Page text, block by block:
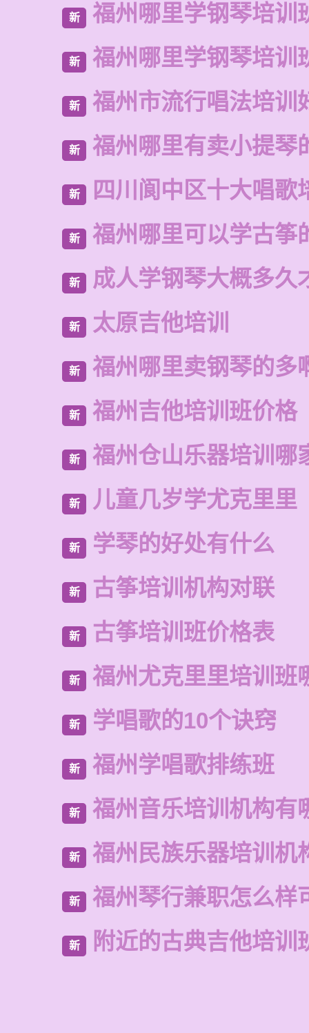
新 福州哪里学钢琴培训
新 福州哪里学钢琴培训
新 福州市流行唱法培训
新 福州哪里有卖小提琴
新 四川阆中区十大唱歌
新 福州哪里可以学古筝
新 成人学钢琴大概多久
新 太原吉他培训
新 福州哪里卖钢琴的多
新 福州吉他培训班价格
新 福州仓山乐器培训哪
新 儿童几岁学尤克里里
新 学琴的好处有什么
新 古筝培训机构对联
新 古筝培训班价格表
新 福州尤克里里培训班
新 学唱歌的10个诀窍
新 福州学唱歌排练班
新 福州音乐培训机构有
新 福州民族乐器培训机
新 福州琴行兼职怎么样
新 附近的古典吉他培训